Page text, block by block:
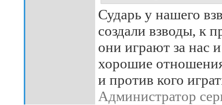
Сударь у нашего
создали взводы, к
они играют за нас
хорошие
и против кого
Администратор